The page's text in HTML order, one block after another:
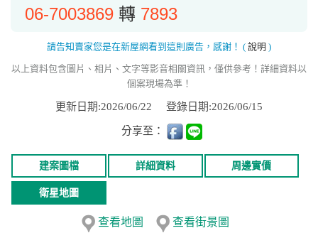
06-7003869 轉 7893
請告知賣家您是在新屋網看到這則廣告，感謝！ ( 說明 )
以上資料包含圖片、相片、文字等影音相關資訊，僅供參考！詳細資料以
個案現場為準！
更新日期:2026/06/22 登錄日期:2026/06/15
分享至：
建案圖檔 詳細資料 周邊實價
衛星地圖
查看地圖 查看街景圖